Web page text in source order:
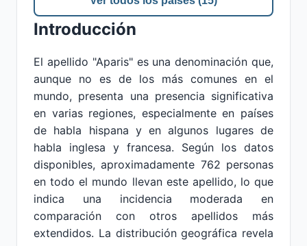
Introducción
El apellido "Aparis" es una denominación que,
aunque no es de los más comunes en el
mundo, presenta una presencia significativa
en varias regiones, especialmente en países
de habla hispana y en algunos lugares de
habla inglesa y francesa. Según los datos
disponibles, aproximadamente 762 personas
en todo el mundo llevan este apellido, lo que
indica una incidencia moderada en
comparación con otros apellidos más
extendidos. La distribución geográfica revela